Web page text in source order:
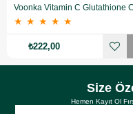
★ ★ ★ ★ ★
₺222,00
Size
Hemen Kayıt Ol